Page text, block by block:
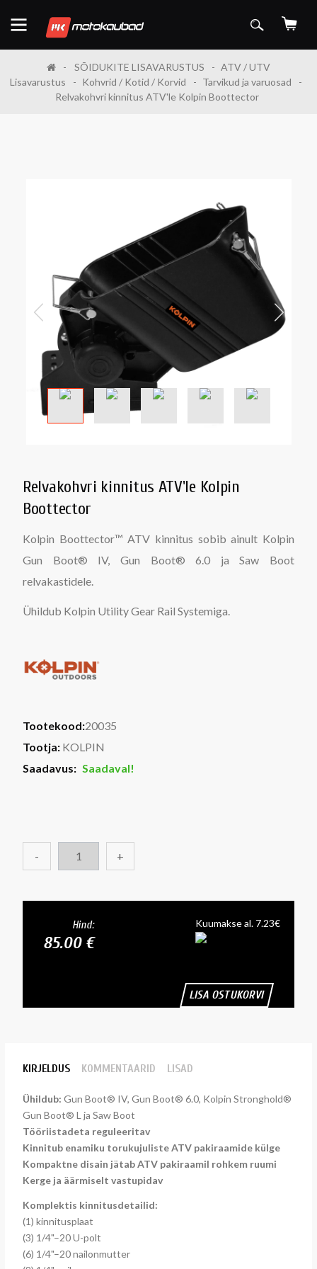
SÕIDUKITE LISAVARUSTUS
ATV / UTV
Lisavarustus
Kohvrid / Kotid / Korvid
Tarvikud ja varuosad
Relvakohvri kinnitus ATV'le Kolpin Boottector
Relvakohvri kinnitus ATV'le Kolpin
Boottector
Kolpin Boottector™ ATV kinnitus sobib ainult Kolpin
Gun Boot® IV, Gun Boot® 6.0 ja Saw Boot
relvakastidele.
Ühildub Kolpin Utility Gear Rail Systemiga.
Tootekood:20035
Tootja: KOLPIN
Saadavus: Saadaval!
- +
Hind:
85.00 €
Kuumakse al. 7.23€
LISA OSTUKORVI
KIRJELDUS KOMMENTAARID LISAD
Ühildub: Gun Boot® IV, Gun Boot® 6.0, Kolpin Stronghold®
Gun Boot® L ja Saw Boot
Tööriistadeta reguleeritav
Kinnitub enamiku torukujuliste ATV pakiraamide külge
Kompaktne disain jätab ATV pakiraamil rohkem ruumi
Kerge ja äärmiselt vastupidav
Komplektis kinnitusdetailid:
(1) kinnitusplaat
(3) 1/4"–20 U-polt
(6) 1/4"–20 nailonmutter